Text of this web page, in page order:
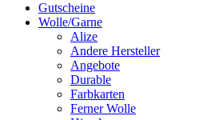
Gutscheine
Wolle/Garne
Alize
Andere Hersteller
Angebote
Durable
Farbkarten
Ferner Wolle